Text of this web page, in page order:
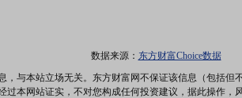
数据来源： 东方财富Choice数据
，与本站立场无关。东方财富网不保证该信息（包括
本网站证实，不对您构成任何投资建议，据此操作，风